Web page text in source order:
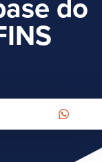
do